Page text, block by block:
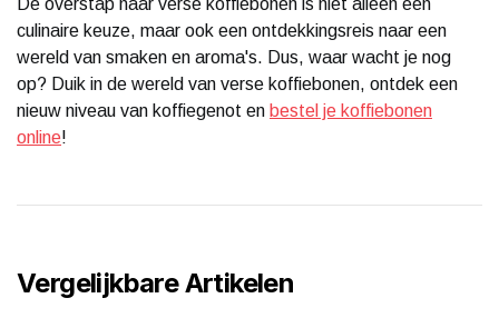
culinaire keuze, maar ook een ontdekkingsreis naar een
wereld van smaken en aroma's. Dus, waar wacht je nog
op? Duik in de wereld van verse koffiebonen, ontdek een
nieuw niveau van koffiegenot en bestel je koffiebonen
online!
Vergelijkbare Artikelen